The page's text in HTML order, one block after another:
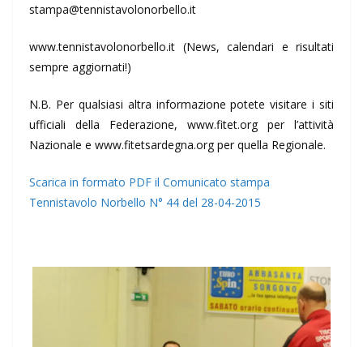
stampa@tennistavolonorbello.it
www.tennistavolonorbello.it (News, calendari e risultati
sempre aggiornati!)
N.B. Per qualsiasi altra informazione potete visitare i siti
ufficiali della Federazione, www.fitet.org per l’attività
Nazionale e www.fitetsardegna.org per quella Regionale.
Scarica in formato PDF il Comunicato stampa
Tennistavolo Norbello N° 44 del 28-04-2015